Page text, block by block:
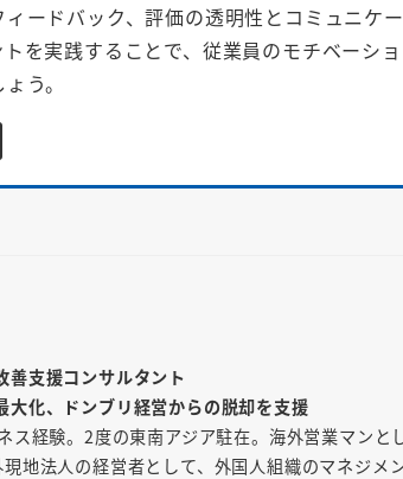
ードバック、評価の透明性とコミュニケ
を実践することで、従業員のモチベーシ
う。
善支援コンサルタント
大化、ドンブリ経営からの脱却を支援
ス経験。2度の東南アジア駐在。海外営業マンと
地法人の経営者として、外国人組織のマネジメン